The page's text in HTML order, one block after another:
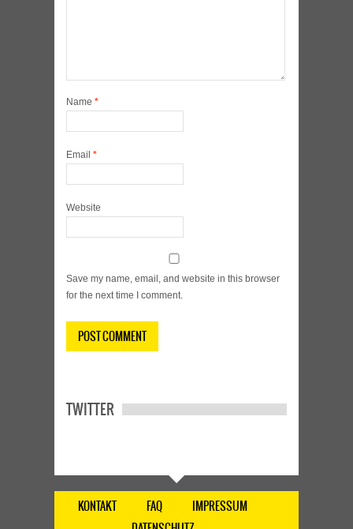
Name *
Email *
Website
Save my name, email, and website in this browser
for the next time I comment.
TWITTER
KONTAKT FAQ
IMPRESSUM